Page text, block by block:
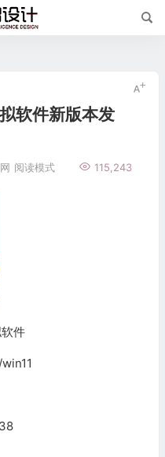
软件新版本发
115,243
阅读模式
件